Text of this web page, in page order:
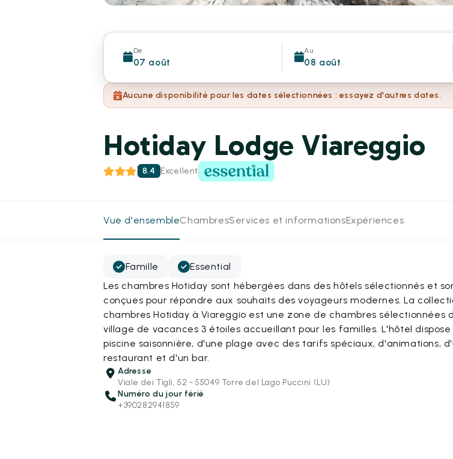
De
07 août
Au
08 août
Aucune disponibilité pour les dates sélectionnées : essayez d'autres dates.
Hotiday Lodge Viareggio
8.4 Excellent
Vue d'ensembleChambresServices et informationsExpériences
Famille
Essential
Les chambres Hotiday sont hébergées dans des hôtels sélectionnés et
conçues pour répondre aux souhaits des voyageurs modernes. La
chambres Hotiday à Viareggio est une zone de chambres sélectionnées
village de vacances 3 étoiles accueillant pour les familles. L'hôtel dispose
piscine saisonnière, d'une plage avec des tarifs spéciaux, d'animations,
restaurant et d'un bar.
Adresse
Viale dei Tigli, 52 - 55049 Torre del Lago Puccini (LU)
Numéro du jour férié
+390282941859